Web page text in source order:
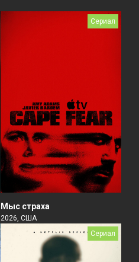
Сериал
Мыс страха
2026, США
Сериал